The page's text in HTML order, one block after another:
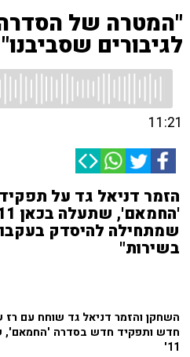
"המטרה של
לגיבורים שסביבנו"
11:21
הזמר דניאל גד על
שמתחילה להיסדק
בשירות"
חדש ותפקיד חדש בסדרה 'החמאם',
11'